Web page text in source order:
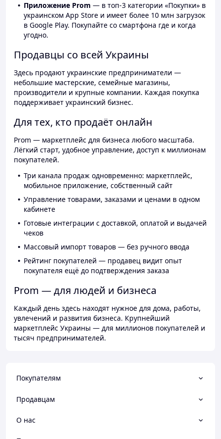
Приложение Prom — в топ-3 категории «Покупки» в
украинском App Store и имеет более 10 млн загрузок
в Google Play. Покупайте со смартфона где и когда
угодно.
Продавцы со всей Украины
Здесь продают украинские предприниматели —
небольшие мастерские, семейные магазины,
производители и крупные компании. Каждая покупка
поддерживает украинский бизнес.
Для тех, кто продаёт онлайн
Prom — маркетплейс для бизнеса любого масштаба.
Лёгкий старт, удобное управление, доступ к миллионам
покупателей.
Три канала продаж одновременно: маркетплейс,
мобильное приложение, собственный сайт
Управление товарами, заказами и ценами в одном
кабинете
Готовые интеграции с доставкой, оплатой и выдачей
чеков
Массовый импорт товаров — без ручного ввода
Рейтинг покупателей — продавец видит опыт
покупателя ещё до подтверждения заказа
Prom — для людей и бизнеса
Каждый день здесь находят нужное для дома, работы,
увлечений и развития бизнеса. Крупнейший
маркетплейс Украины — для миллионов покупателей и
тысяч предпринимателей.
Покупателям
Продавцам
О нас